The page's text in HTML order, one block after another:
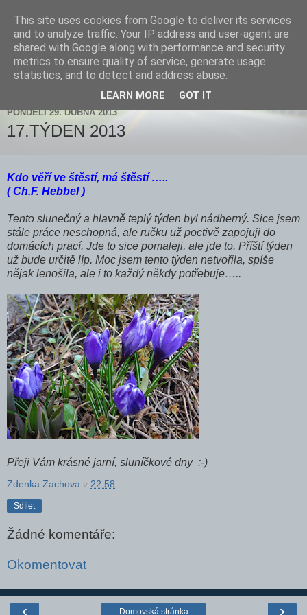
Zdenička
PONDĚLÍ 29. DUBNA 2013
17.TÝDEN 2013
Kdo věří ve štěstí, má štěstí …..
( Ch.F. Hebbel )
Tento slunečný a hlavně teplý týden byl nádherný. Sice jsem
stále práce neschopná, ale ručku už poctivě zapojuji do
domácích prací. Jde to sice pomaleji, ale jde to. Příští týden
už bude určitě líp. Moc jsem tento týden netvořila, spíše
nějak lenošila, ale i to každý někdy potřebuje…..
Přeji Vám krásné jarní, sluníčkové dny :-)
Zdenka Zachova v 22:58
Sdílet
Žádné komentáře:
Okomentovat
‹ ›
Domovská stránka
This site uses cookies from Google to deliver its services
and to analyze traffic. Your IP address and user-agent are
shared with Google along with performance and security
metrics to ensure quality of service, generate usage
statistics, and to detect and address abuse.
LEARN MORE GOT IT